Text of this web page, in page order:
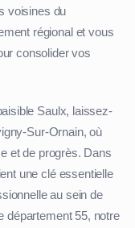
voisines du
régional et vous
consolider vos
Saulx, laissez-
Sur-Ornain, où
et de progrès. Dans
une clé essentielle
au sein de
département 55, notre